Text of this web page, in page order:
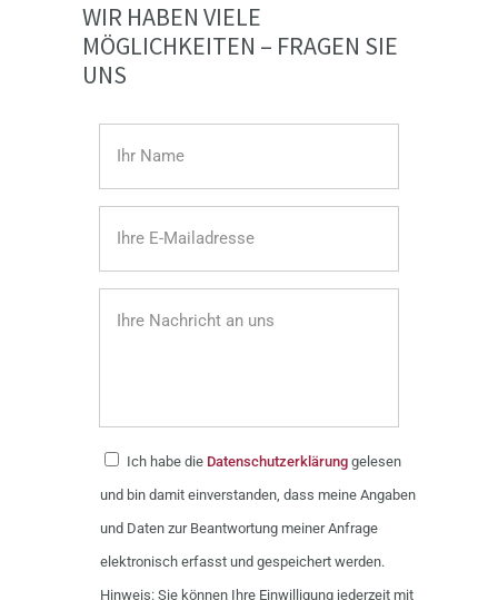
WIR HABEN VIELE
MÖGLICHKEITEN – FRAGEN SIE
UNS
Ich habe die Datenschutzerklärung gelesen
und bin damit einverstanden, dass meine Angaben
und Daten zur Beantwortung meiner Anfrage
elektronisch erfasst und gespeichert werden.
Hinweis: Sie können Ihre Einwilligung jederzeit mit